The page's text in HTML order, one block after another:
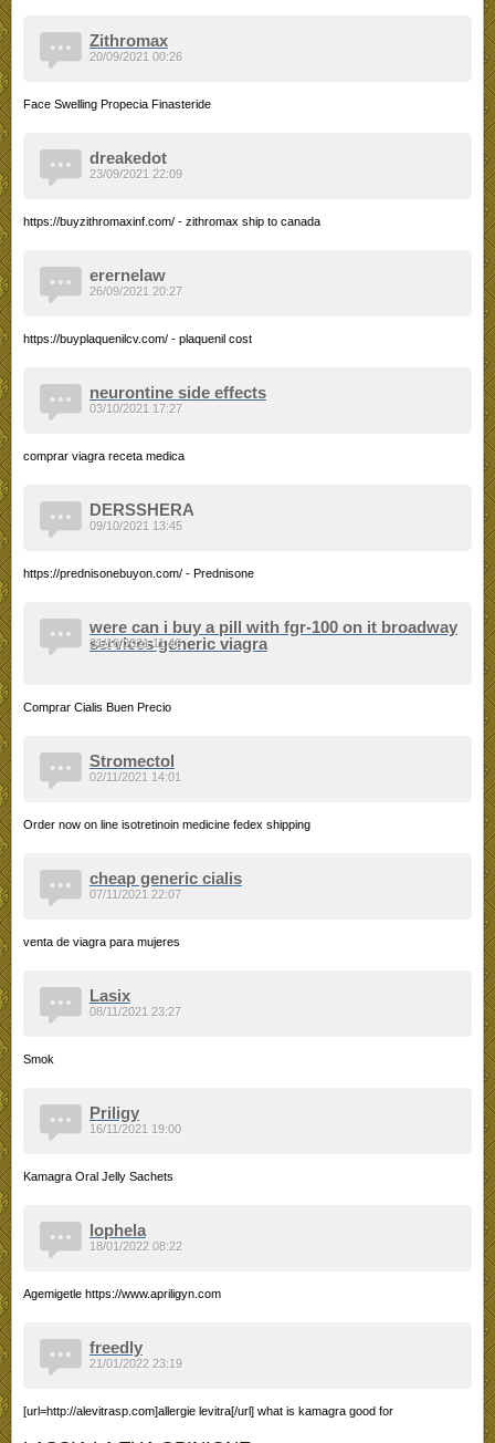
Zithromax
Face Swelling Propecia Finasteride
20/09/2021 00:26
dreakedot
https://buyzithromaxinf.com/ - zithromax ship to canada
23/09/2021 22:09
erernelaw
https://buyplaquenilcv.com/ - plaquenil cost
26/09/2021 20:27
neurontine side effects
comprar viagra receta medica
03/10/2021 17:27
DERSSHERA
https://prednisonebuyon.com/ - Prednisone
09/10/2021 13:45
were can i buy a pill with fgr-100 on it broadway
services generic viagra
Comprar Cialis Buen Precio
31/10/2021 11:46
Stromectol
Order now on line isotretinoin medicine fedex shipping
02/11/2021 14:01
cheap generic cialis
venta de viagra para mujeres
07/11/2021 22:07
Lasix
Smok
08/11/2021 23:27
Priligy
Kamagra Oral Jelly Sachets
16/11/2021 19:00
lophela
Agemigetle https://www.apriligyn.com
18/01/2022 08:22
freedly
[url=http://alevitrasp.com]allergie levitra[/url] what is kamagra good for
21/01/2022 23:19